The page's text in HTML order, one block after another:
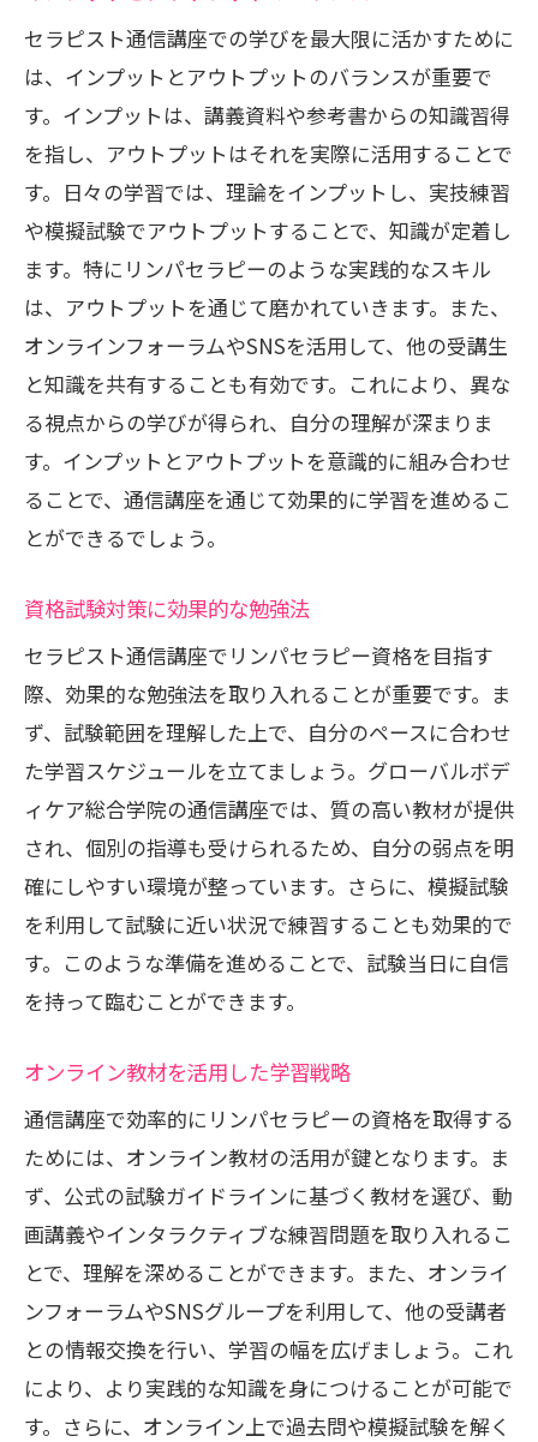
セラピスト通信講座での学びを最大限に活かすために
は、インプットとアウトプットのバランスが重要で
す。インプットは、講義資料や参考書からの知識習得
を指し、アウトプットはそれを実際に活用することで
す。日々の学習では、理論をインプットし、実技練習
や模擬試験でアウトプットすることで、知識が定着し
ます。特にリンパセラピーのような実践的なスキル
は、アウトプットを通じて磨かれていきます。また、
オンラインフォーラムやSNSを活用して、他の受講生
と知識を共有することも有効です。これにより、異な
る視点からの学びが得られ、自分の理解が深まりま
す。インプットとアウトプットを意識的に組み合わせ
ることで、通信講座を通じて効果的に学習を進めるこ
とができるでしょう。
資格試験対策に効果的な勉強法
セラピスト通信講座でリンパセラピー資格を目指す
際、効果的な勉強法を取り入れることが重要です。ま
ず、試験範囲を理解した上で、自分のペースに合わせ
た学習スケジュールを立てましょう。グローバルボデ
ィケア総合学院の通信講座では、質の高い教材が提供
され、個別の指導も受けられるため、自分の弱点を明
確にしやすい環境が整っています。さらに、模擬試験
を利用して試験に近い状況で練習することも効果的で
す。このような準備を進めることで、試験当日に自信
を持って臨むことができます。
オンライン教材を活用した学習戦略
通信講座で効率的にリンパセラピーの資格を取得する
ためには、オンライン教材の活用が鍵となります。ま
ず、公式の試験ガイドラインに基づく教材を選び、動
画講義やインタラクティブな練習問題を取り入れるこ
とで、理解を深めることができます。また、オンライ
ンフォーラムやSNSグループを利用して、他の受講者
との情報交換を行い、学習の幅を広げましょう。これ
により、より実践的な知識を身につけることが可能で
す。さらに、オンライン上で過去問や模擬試験を解く